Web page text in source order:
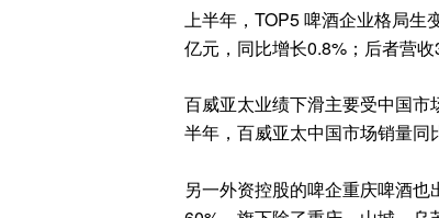
上半年，TOP5 啤酒企业格局生
亿元，同比增长0.8%；后者营
百威亚太业绩下滑主要受中国
半年，百威亚太中国市场销量同
另一外资控股的啤企重庆啤酒